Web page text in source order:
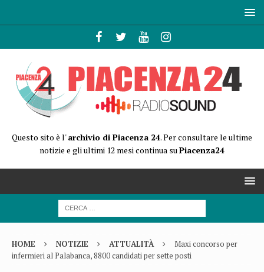
Questo sito è l'archivio di Piacenza 24. Per consultare le ultime
notizie e gli ultimi 12 mesi continua suPiacenza24
HOME NOTIZIE ATTUALITÀ
Maxi concorso per
infermieri al Palabanca, 8800 candidati per sette posti